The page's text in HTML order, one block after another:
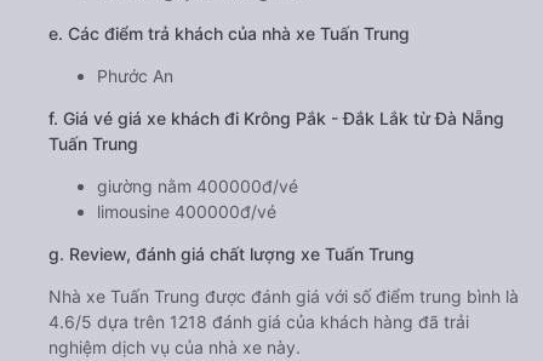
e. Các điểm trả khách của nhà xe Tuấn Trung
Phước An
f. Giá vé giá xe khách đi Krông Pắk - Đắk Lắk từ Đà Nẵng
Tuấn Trung
giường nằm 400000đ/vé
limousine 400000đ/vé
g. Review, đánh giá chất lượng xe Tuấn Trung
Nhà xe Tuấn Trung được đánh giá với số điểm trung bình là
4.6/5 dựa trên 1218 đánh giá của khách hàng đã trải
nghiệm dịch vụ của nhà xe này.